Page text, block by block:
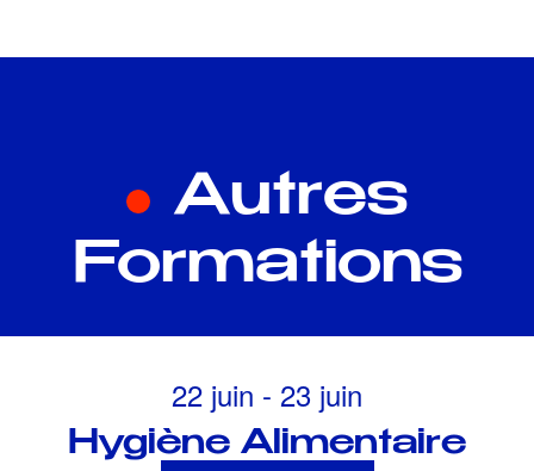
Autres
Formations
22 juin - 23 juin
Hygiène Alimentaire